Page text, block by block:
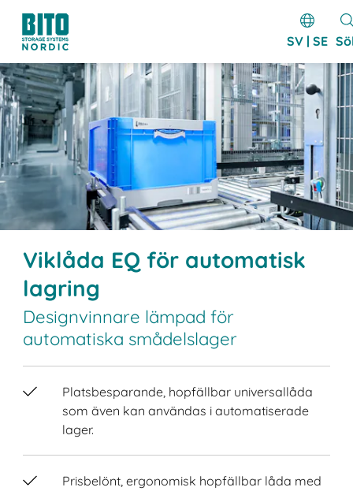
SV | SE
Viklåda EQ för automatisk
lagring
Designvinnare lämpad för
automatiska smådelslager
Platsbesparande, hopfällbar universallåda
som även kan användas i automatiserade
lager.
Prisbelönt, ergonomisk hopfällbar låda med